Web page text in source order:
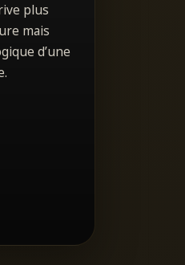
plus
mais
d’une